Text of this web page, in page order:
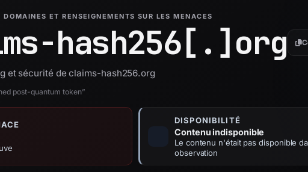
DOMAINES ET RENSEIGNEMENTS SUR LES MENACES
hash256[.]org
et sécurité de claims-hash256.org
post-quantum token”
DISPONIBILITÉ
Contenu indisponible
Le contenu n'était pas disponible
observation